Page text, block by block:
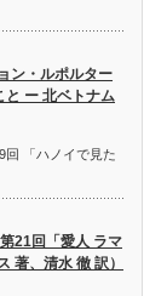
ン・ルポルター
と ー 北ベトナム
回 「ハノイで見た
21回「愛人 ラマ
著、清水 徹 訳）